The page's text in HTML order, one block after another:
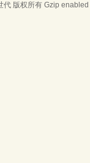
代 版权所有 Gzip enabled